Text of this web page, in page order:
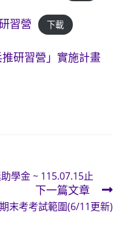
習營 下載
推研習營」實施計畫
學金 ~ 115.07.15止
下一篇文章
末考考試範圍(6/11更新)